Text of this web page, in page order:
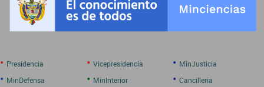
• Presidencia • Vicepresidencia • MinJusticia
• MinDefensa • MinInterior • Cancilleria